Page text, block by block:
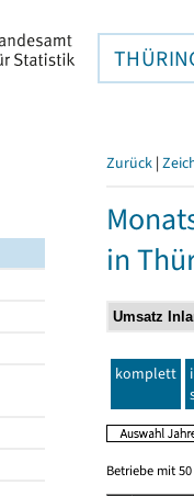
Zurück |
in
komplett
Betriebe mit